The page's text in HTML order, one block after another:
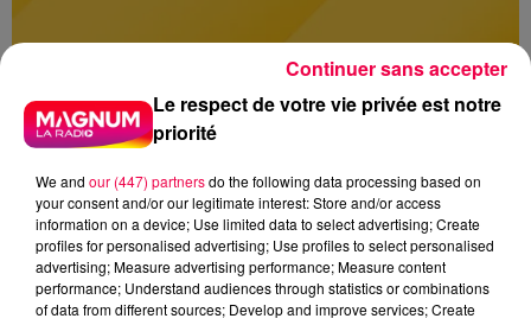
Le respect de votre vie privée est notre
priorité
We and our (447) partnersdo the following data processing based on
your consent and/or our legitimate interest: Store and/or access
information on a device; Use limited data to select advertising; Create
profiles for personalised advertising; Use profiles to select personalised
advertising; Measure advertising performance; Measure content
performance; Understand audiences through statistics or combinations
of data from different sources; Develop and improve services; Create
Continuer sans accepter